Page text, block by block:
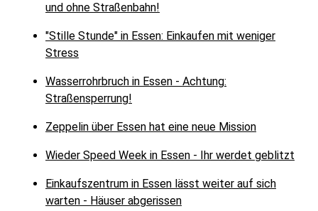
und ohne Straßenbahn!
"Stille Stunde" in Essen: Einkaufen mit weniger
Stress
Wasserrohrbruch in Essen - Achtung:
Straßensperrung!
Zeppelin über Essen hat eine neue Mission
Wieder Speed Week in Essen - Ihr werdet geblitzt
Einkaufszentrum in Essen lässt weiter auf sich
warten - Häuser abgerissen